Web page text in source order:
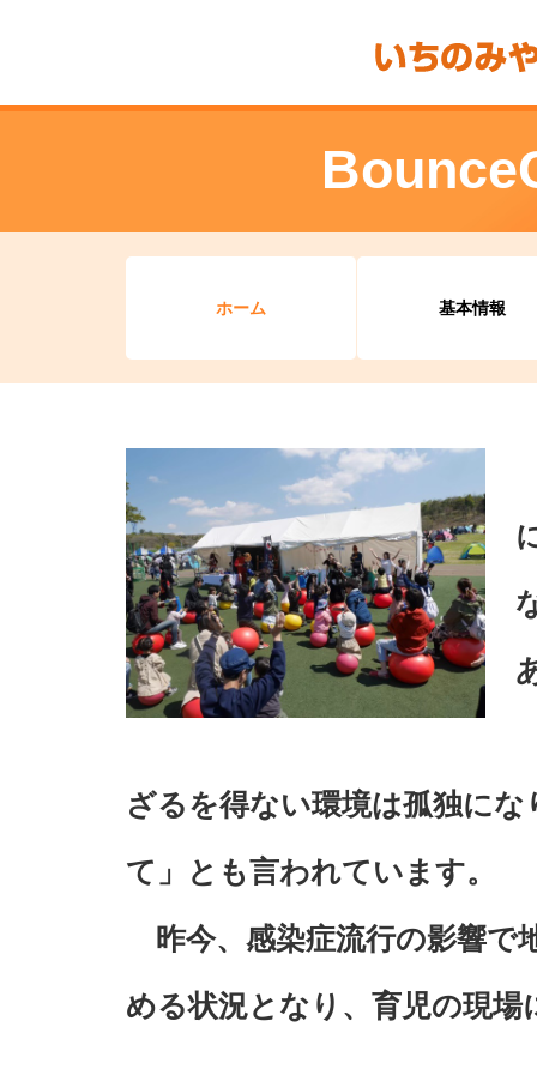
ホーム 基本情報
ざるを得ない環境は孤独に
て」とも言われています。
昨今、感染症流行の影響で
める状況となり、育児の現